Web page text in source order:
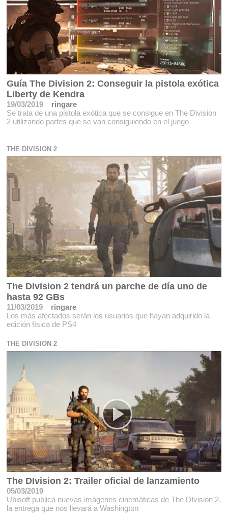
Guía The Division 2: Conseguir la pistola exótica
Liberty de Kendra
19/03/2019
ringare
Se trata de una pistola exótica que se consigue en The Division
2 utilizando partes que se van consiguiendo en el juego
THE DIVISION 2
The Division 2 tendrá un parche de día uno de
hasta 92 GBs
11/03/2019
ringare
Los más afectados serán los usuarios que hayan adquirido la
edición física de PS4
THE DIVISION 2
The DIvision 2: Trailer oficial de lanzamiento
05/03/2019
Ubisoft publica nuevas imágenes cinemáticas de The DIvision 2,
la entrega que nos llevará a Washington